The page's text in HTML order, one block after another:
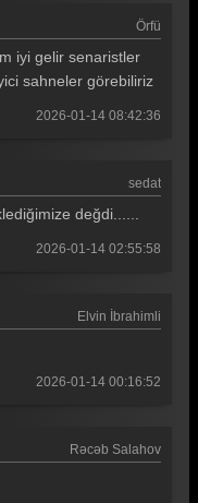
Örfü
iyi gelir senaristler
sahneler görebiliriz
2026-01-14 08:42:36
sedat
değdi......
2026-01-14 02:55:58
Elvin İbrahimli
2026-01-14 00:16:52
Rəcəb Salahov